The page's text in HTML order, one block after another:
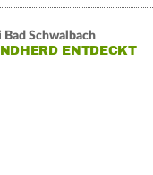
Schwalbach
ENTDECKT